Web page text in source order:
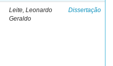
Leite, Leonardo
Geraldo
Dissertação